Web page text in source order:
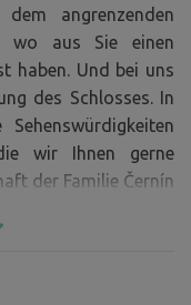
angrenzenden
wo aus Sie einen
haben. Und bei uns
des Schlosses. In
wir Ihnen gerne
der Familie Černín
das Schloss im